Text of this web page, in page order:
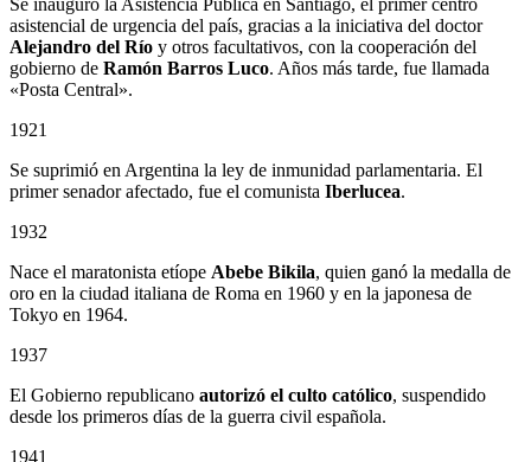
Se inauguró la Asistencia Pública en Santiago, el primer centro
asistencial de urgencia del país, gracias a la iniciativa del doctor
Alejandro del Río y otros facultativos, con la cooperación del
gobierno de Ramón Barros Luco. Años más tarde, fue llamada
«Posta Central».
1921
Se suprimió en Argentina la ley de inmunidad parlamentaria. El
primer senador afectado, fue el comunista Iberlucea.
1932
Nace el maratonista etíope Abebe Bikila, quien ganó la medalla de
oro en la ciudad italiana de Roma en 1960 y en la japonesa de
Tokyo en 1964.
1937
El Gobierno republicano autorizó el culto católico, suspendido
desde los primeros días de la guerra civil española.
1941